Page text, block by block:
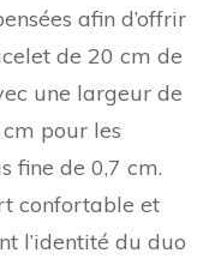
afin d’offrir
de 20 cm de
une largeur de
pour les
fine de 0,7 cm.
confortable et
l’identité du duo